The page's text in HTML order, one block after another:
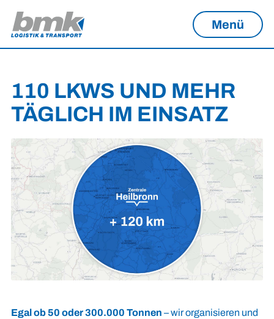
Menü
110 LKWS UND MEHR
TÄGLICH IM EINSATZ
Egal ob 50 oder 300.000 Tonnen – wir organisieren und